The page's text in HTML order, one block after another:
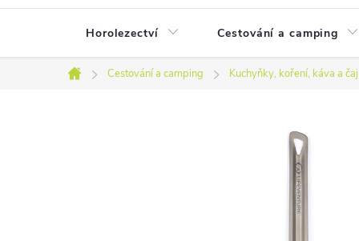
Horolezectví Cestování a camping
Domů
Cestování a camping Kuchyňky, koření, káva a čaj